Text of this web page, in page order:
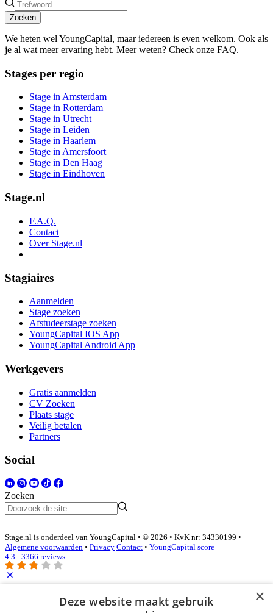
Zoeken
We heten wel YoungCapital, maar iedereen is even welkom. Ook als
je al wat meer ervaring hebt. Meer weten? Check onze FAQ.
Stages per regio
Stage in Amsterdam
Stage in Rotterdam
Stage in Utrecht
Stage in Leiden
Stage in Haarlem
Stage in Amersfoort
Stage in Den Haag
Stage in Eindhoven
Stage.nl
F.A.Q.
Contact
Over Stage.nl
Stagiaires
Aanmelden
Stage zoeken
Afstudeerstage zoeken
YoungCapital IOS App
YoungCapital Android App
Werkgevers
Gratis aanmelden
CV Zoeken
Plaats stage
Veilig betalen
Partners
Social
Zoeken
Stage.nl is onderdeel van YoungCapital • © 2026 • KvK nr: 34330199 •
Algemene voorwaarden • Privacy Contact • YoungCapital score
4.3 - 3366 reviews
Inloggen als bedrijf ×
Deze website maakt gebruik